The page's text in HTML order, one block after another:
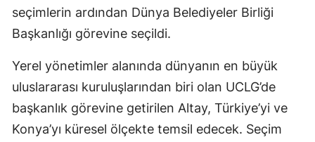
Gümüşhane
Hatay
Isparta
Mersin
seçimlerin ardından Dünya Belediyeler Birliği
Başkanlığı görevine seçildi.
Yerel yönetimler alanında dünyanın en büyük
uluslararası kuruluşlarından biri olan UCLG’de
başkanlık görevine getirilen Altay, Türkiye’yi ve
Konya’yı küresel ölçekte temsil edecek. Seçim